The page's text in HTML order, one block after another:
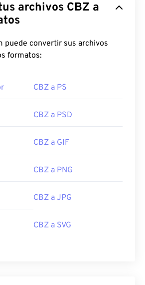
CBZ a
puede convertir sus archivos
formatos:
CBZ a PS
CBZ a PSD
CBZ a GIF
CBZ a PNG
CBZ a JPG
CBZ a SVG